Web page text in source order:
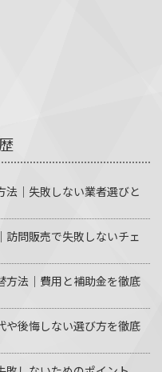
｜失敗しない業者選びと
問販売で失敗しないチェ
方法｜費用と補助金を徹底
や後悔しない選び方を徹底